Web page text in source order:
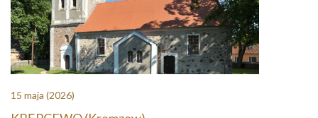
15 maja (2026)